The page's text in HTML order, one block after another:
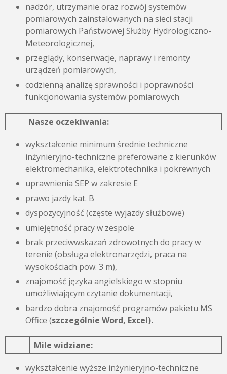
nadzór, utrzymanie oraz rozwój systemów
pomiarowych zainstalowanych na sieci stacji
pomiarowych Państwowej Służby Hydrologiczno-
Meteorologicznej,
przeglądy, konserwacje, naprawy i remonty
urządzeń pomiarowych,
codzienną analizę sprawności i poprawności
funkcjonowania systemów pomiarowych
Nasze oczekiwania:
wykształcenie minimum średnie techniczne
inżynieryjno-techniczne preferowane z kierunków
elektromechanika, elektrotechnika i pokrewnych
uprawnienia SEP w zakresie E
prawo jazdy kat. B
dyspozycyjność (częste wyjazdy służbowe)
umiejętność pracy w zespole
brak przeciwwskazań zdrowotnych do pracy w
terenie (obsługa elektronarzędzi, praca na
wysokościach pow. 3 m),
znajomość języka angielskiego w stopniu
umożliwiającym czytanie dokumentacji,
bardzo dobra znajomość programów pakietu MS
Office (szczególnie Word, Excel).
Mile widziane:
wykształcenie wyższe inżynieryjno-techniczne